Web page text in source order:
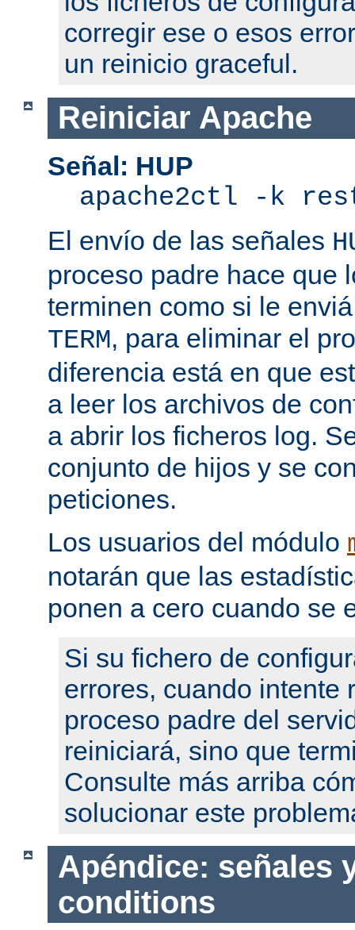
corregir ese o esos
un reinicio graceful.
Reiniciar Apache
Señal: HUP
apache2ctl -k
El envío de las señales
proceso padre hace que
terminen como si le
TERM, para eliminar el
diferencia está en que
a leer los archivos de
a abrir los ficheros log.
conjunto de hijos y se
peticiones.
Los usuarios del módulo
notarán que las
ponen a cero cuando se
Si su fichero de
errores, cuando intente
proceso padre del
reiniciará, sino que
Consulte más arriba
solucionar este
Apéndice: señales
conditions